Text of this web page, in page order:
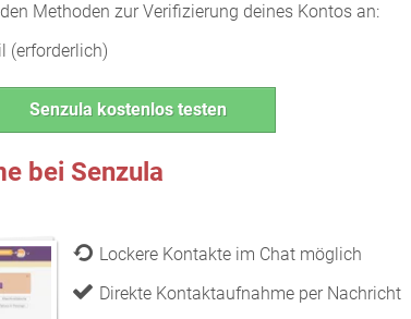
Methoden zur Verifizierung deines Kontos an:
(erforderlich)
Senzula kostenlos testen
bei Senzula
Lockere Kontakte im Chat möglich
Direkte Kontaktaufnahme per Nachricht